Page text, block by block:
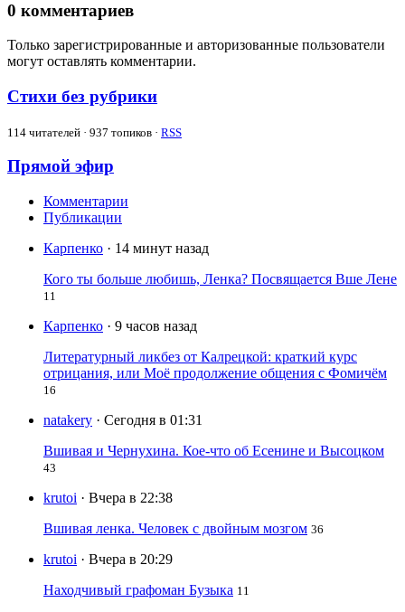
0 комментариев
Только зарегистрированные и авторизованные пользователи
могут оставлять комментарии.
Стихи без рубрики
114 читателей · 937 топиков · RSS
Прямой эфир
Комментарии
Публикации
Карпенко · 14 минут назад
Кого ты больше любишь, Ленка? Посвящается Вше Лене
11
Карпенко · 9 часов назад
Литературный ликбез от Калрецкой: краткий курс
отрицания, или Моё продолжение общения с Фомичём
16
natakery · Сегодня в 01:31
Вшивая и Чернухина. Кое-что об Есенине и Высоцком
43
krutoi · Вчера в 22:38
Вшивая ленка. Человек с двойным мозгом 36
krutoi · Вчера в 20:29
Находчивый графоман Бузыка 11